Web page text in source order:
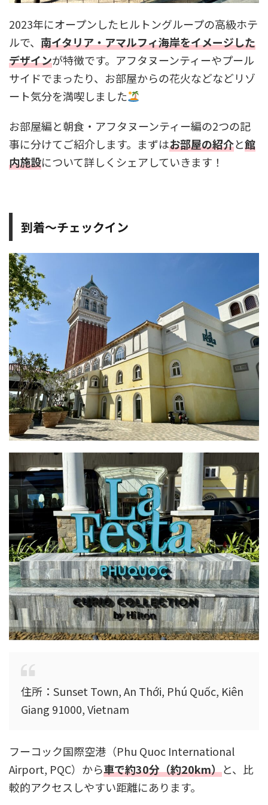
2023年にオープンしたヒルトングループの高級ホテ
ルで、 南イタリア・アマルフィ海岸をイメージした
デザインが特徴です。アフタヌーンティーやプール
サイドでまったり、お部屋からの花火などなどリゾ
ート気分を満喫しました
お部屋編と朝食・アフタヌーンティー編の2つの記
事に分けてご紹介します。まずはお部屋の紹介と館
内施設について詳しくシェアしていきます！
到着～チェックイン
住所：Sunset Town, An Thới, Phú Quốc, Kiên
Giang 91000, Vietnam
フーコック国際空港（Phu Quoc International
Airport, PQC）から車で約30分（約20km）と、比
較的アクセスしやすい距離にあります。